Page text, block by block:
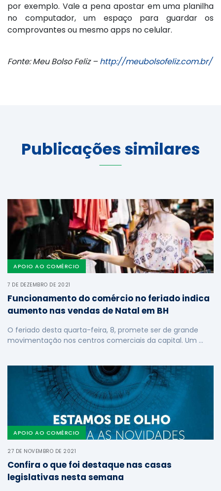
por exemplo. Vale a pena apostar em uma planilha
no computador, um espaço para guardar os
comprovantes ou mesmo apps no celular.
Fonte: Meu Bolso Feliz – http://meubolsofeliz.com.br/
Publicações similares
APOIO AO COMÉRCIO
7 DE DEZEMBRO DE 2021
Funcionamento do comércio no feriado indica
aumento nas vendas de Natal em BH
O feriado desta quarta-feira, 8, promete ser de grande
movimentação nos centros comerciais da capital. Um …
APOIO AO COMÉRCIO
27 DE NOVEMBRO DE 2021
Confira o que foi destaque nas casas
legislativas nesta semana